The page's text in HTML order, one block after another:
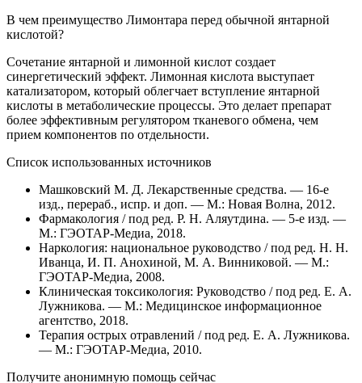
В чем преимущество Лимонтара перед обычной янтарной
кислотой?
Сочетание янтарной и лимонной кислот создает
синергетический эффект. Лимонная кислота выступает
катализатором, который облегчает вступление янтарной
кислоты в метаболические процессы. Это делает препарат
более эффективным регулятором тканевого обмена, чем
прием компонентов по отдельности.
Список использованных источников
Машковский М. Д. Лекарственные средства. — 16-е
изд., перераб., испр. и доп. — М.: Новая Волна, 2012.
Фармакология / под ред. Р. Н. Аляутдина. — 5-е изд. —
М.: ГЭОТАР-Медиа, 2018.
Наркология: национальное руководство / под ред. Н. Н.
Иванца, И. П. Анохиной, М. А. Винниковой. — М.:
ГЭОТАР-Медиа, 2008.
Клиническая токсикология: Руководство / под ред. Е. А.
Лужникова. — М.: Медицинское информационное
агентство, 2018.
Терапия острых отравлений / под ред. Е. А. Лужникова.
— М.: ГЭОТАР-Медиа, 2010.
Получите анонимную помощь сейчас